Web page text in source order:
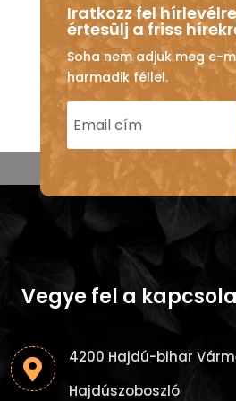
Iratkozz fel
értesülj a friss
Soha nem adjuk meg e-
harmadik féllel.
Vegye fel a

4200 Hajdú-bihar
Hajdúszoboszló